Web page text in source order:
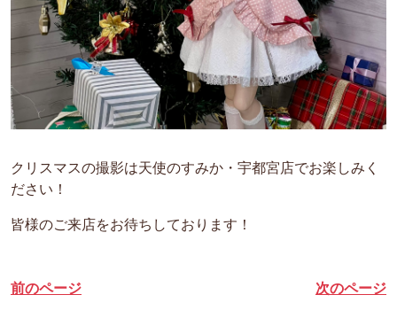
クリスマスの撮影は天使のすみか・宇都宮店でお楽しみく
ださい！
皆様のご来店をお待ちしております！
前のページ 次のページ